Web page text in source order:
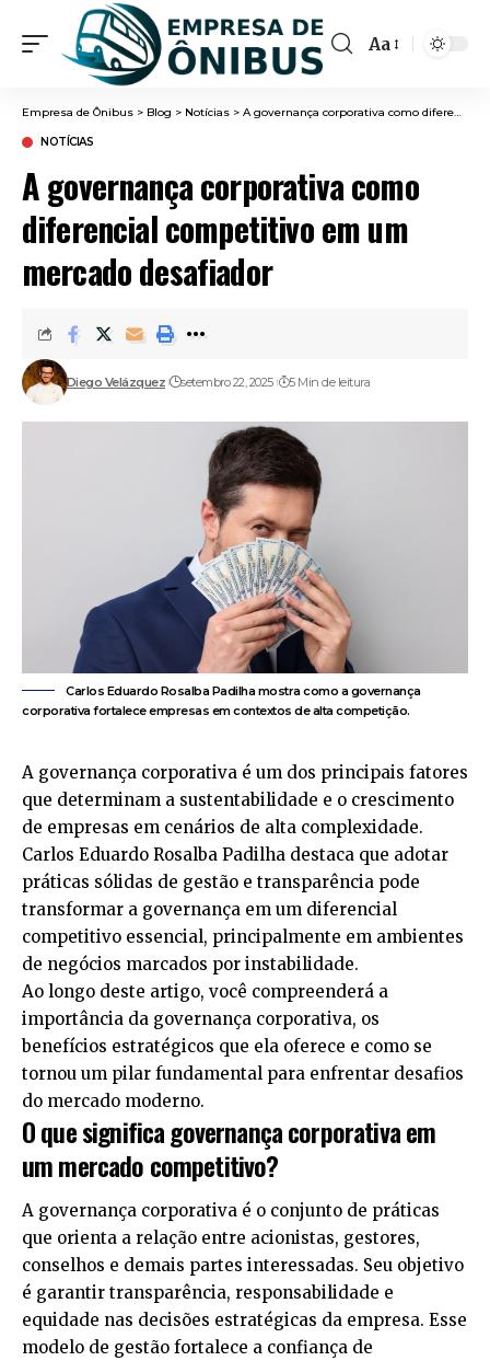
Font
Aa
Empresa de Ônibus > Blog > Notícias > A governança corporativa como diferencial competitivo em um mercado desafiador
NOTÍCIAS
A governança corporativa como
diferencial competitivo em um
mercado desafiador
Diego Velázquez setembro 22, 2025 5 Min de leitura
Carlos Eduardo Rosalba Padilha mostra como a governança
corporativa fortalece empresas em contextos de alta competição.
A governança corporativa é um dos principais fatores
que determinam a sustentabilidade e o crescimento
de empresas em cenários de alta complexidade.
Carlos Eduardo Rosalba Padilha destaca que adotar
práticas sólidas de gestão e transparência pode
transformar a governança em um diferencial
competitivo essencial, principalmente em ambientes
de negócios marcados por instabilidade.
Ao longo deste artigo, você compreenderá a
importância da governança corporativa, os
benefícios estratégicos que ela oferece e como se
tornou um pilar fundamental para enfrentar desafios
do mercado moderno.
O que significa governança corporativa em
um mercado competitivo?
A governança corporativa é o conjunto de práticas
que orienta a relação entre acionistas, gestores,
conselhos e demais partes interessadas. Seu objetivo
é garantir transparência, responsabilidade e
equidade nas decisões estratégicas da empresa. Esse
modelo de gestão fortalece a confiança de